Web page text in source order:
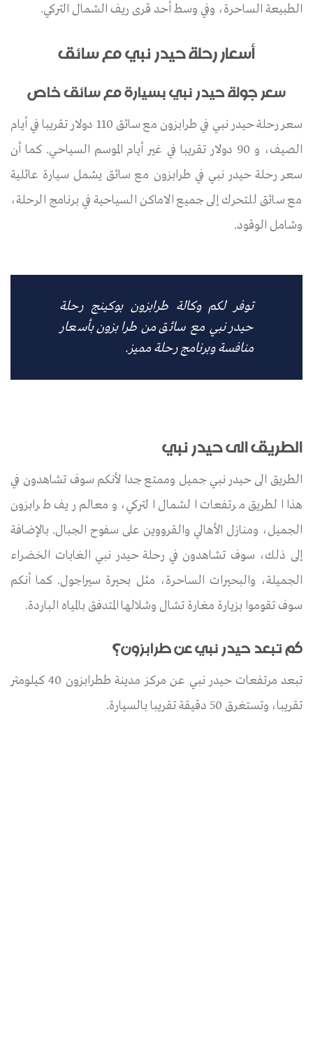
الطبيعة الساحرة، وفي وسط أحد قرى ريف الشمال التركي.
أسعار رحلة حيدر نبي مع سائق
سعر جولة حيدر نبي بسيارة مع سائق خاص
سعر رحلة حيدر نبي في طرابزون مع سائق 110 دولار تقريبا في أيام
الصيف، و 90 دولار تقريبا في غير أيام الموسم السياحي. كما أن
سعر رحلة حيدر نبي في طرابزون مع سائق يشمل سيارة عائلية
مع سائق للتحرك إلى جميع الاماكن السياحية في برنامج الرحلة،
وشامل الوقود.
توفر لكم وكالة طرابزون بوكينج رحلة
حيدر نبي مع سائق من طرابزون بأسعار
منافسة وبرنامج رحلة مميز.
الطريق الى حيدر نبي
الطريق الى حيدر نبي جميل وممتع جدا لأنكم سوف تشاهدون في
هذا الطريق مرتفعات الشمال التركي، ومعالم ريف طرابزون
الجميل، ومنازل الأهالي والقرووين على سفوح الجبال. بالإضافة
إلى ذلك، سوف تشاهدون في رحلة حيدر نبي الغابات الخضراء
الجميلة، والبحيرات الساحرة، مثل بحيرة سيراجول. كما أنكم
سوف تقوموا بزيارة مغارة تشال وشلالها المتدفق بالمياه الباردة.
كم تبعد حيدر نبي عن طرابزون؟
تبعد مرتفعات حيدر نبي عن مركز مدينة ططرابزون 40 كيلومتر
تقريبا، وتستغرق 50 دقيقة تقريبا بالسيارة.